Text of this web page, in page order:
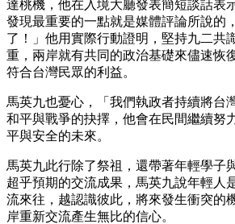
達桃機，他在入境大廳發表簡短談話表
發現最重要的一點就是媒體評論所說的
了！」他用實際行動證明，堅持九二共
重，兩岸就有共同的政治基礎來儘速恢
符合台灣民眾的利益。
馬英九也憂心，「我們執政者持續將台
和平與戰爭的抉擇，他會在民間繼續努
平與安全的未來。
馬英九此行除了祭祖，還帶著年輕學子
超乎預期的交流成果，馬英九說年輕人
流來往，越認識彼此，將來發生衝突的
岸重新交流產生無比的信心。